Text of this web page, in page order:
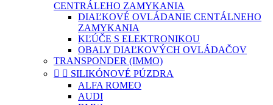
CENTRÁLEHO ZAMYKANIA
DIAĽKOVÉ OVLÁDANIE CENTÁLNEHO
ZAMYKANIA
KĽÚČE S ELEKTRONIKOU
OBALY DIAĽKOVÝCH OVLÁDAČOV
TRANSPONDER (IMMO)
  SILIKÓNOVÉ PÚZDRA
ALFA ROMEO
AUDI